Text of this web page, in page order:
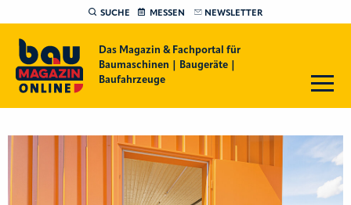
SUCHE MESSEN NEWSLETTER
Das Magazin & Fachportal für
Baumaschinen | Baugeräte |
Baufahrzeuge